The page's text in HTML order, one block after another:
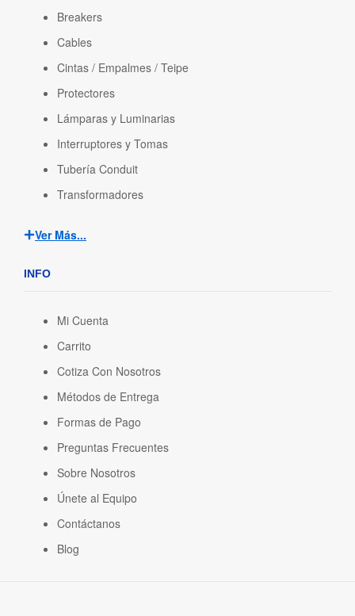
Breakers
Cables
Cintas / Empalmes / Teipe
Protectores
Lámparas y Luminarias
Interruptores y Tomas
Tubería Conduit
Transformadores
Ver Más...
INFO
Mi Cuenta
Carrito
Cotiza Con Nosotros
Métodos de Entrega
Formas de Pago
Preguntas Frecuentes
Sobre Nosotros
Únete al Equipo
Contáctanos
Blog